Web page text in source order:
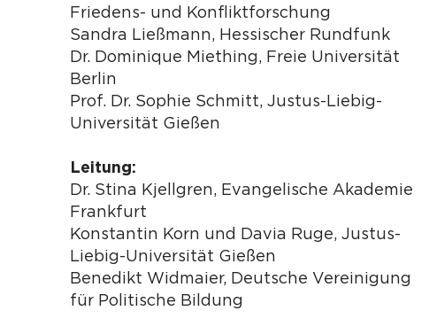
Friedens- und Konfliktforschung
Sandra Ließmann, Hessischer Rundfunk
Dr. Dominique Miething, Freie Universität
Berlin
Prof. Dr. Sophie Schmitt, Justus-Liebig-
Universität Gießen
Leitung:
Dr. Stina Kjellgren, Evangelische Akademie
Frankfurt
Konstantin Korn und Davia Ruge, Justus-
Liebig-Universität Gießen
Benedikt Widmaier, Deutsche Vereinigung
für Politische Bildung